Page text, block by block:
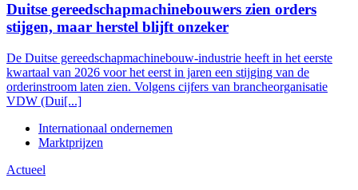
Duitse gereedschapmachinebouwers zien orders
stijgen, maar herstel blijft onzeker
De Duitse gereedschapmachinebouw-industrie heeft in het eerste
kwartaal van 2026 voor het eerst in jaren een stijging van de
orderinstroom laten zien. Volgens cijfers van brancheorganisatie
VDW (Dui[...]
Internationaal ondernemen
Marktprijzen
Actueel